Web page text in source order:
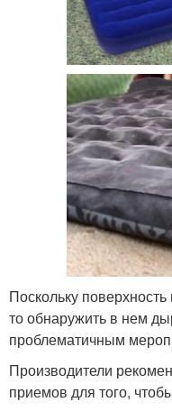
Поскольку
то обнаружить в нем
проблематичным
Производители
приемов для того,